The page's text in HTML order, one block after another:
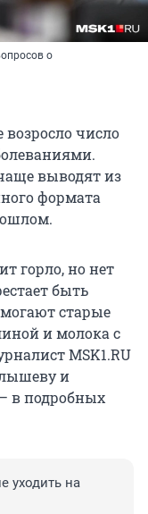
о
возросло число
выводят из
формата
горло, но нет
быть
старые
и молока с
MSK1.RU
и
в подробных
уходить на